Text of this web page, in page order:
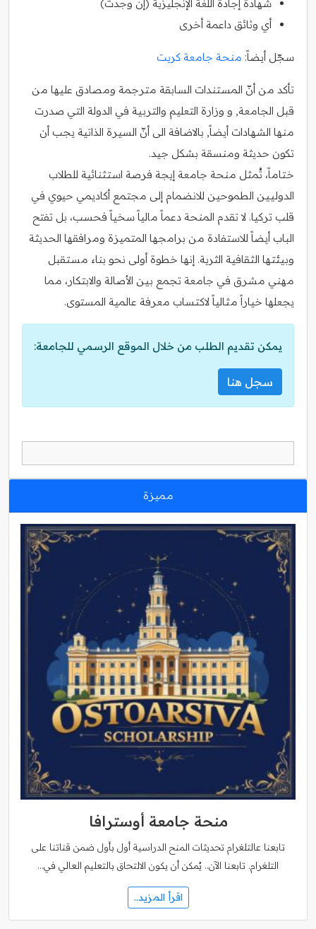
شهادة إجادة اللغة الإنجليزية (إن وجدت)
أي وثائق داعمة أخرى
سجّل أيضاً: منحة جامعة كريت
تأكد من أنّ المستندات السابقة مترجمة ومصادق عليها من
قبل الجامعة, و وزارة التعليم والتربية في الدولة التي صدرت
منها الشهادات أيضاً, بالاضافة الى أنّ السيرة الذاتية يجب أن
تكون حديثة ومنسقة بشكل جيد.
ختاماً، تُمثل منحة جامعة إيجة فرصة استثنائية للطلاب
الدوليين الطموحين للانضمام إلى مجتمع أكاديمي حيوي في
قلب تركيا. لا تقدم المنحة دعماً مالياً سخياً فحسب، بل تفتح
الباب أيضاً للاستفادة من برامجها المتميزة ومرافقها الحديثة
وبيئتها الثقافية الثرية. إنها خطوة أولى نحو بناء مستقبل
مهني مشرق في جامعة تجمع بين الأصالة والابتكار، مما
يجعلها خياراً مثالياً لاكتساب معرفة عالمية المستوى.
يمكن تقديم الطلب من خلال الموقع الرسمي للجامعة:
سجل هنا
مميزة
منحة جامعة أوسترافا
تابعنا عالتلغرام تحديثات المنح الدراسية أول بأول ضمن قناتنا على
التلغرام. تابعنا الآن.. يُمكن أن يكون الالتحاق بالتعليم العالي في…
اقرأ المزيد..